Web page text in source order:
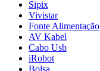
Sipix
Vivistar
Fonte Alimentação
AV Kabel
Cabo Usb
iRobot
Bolsa